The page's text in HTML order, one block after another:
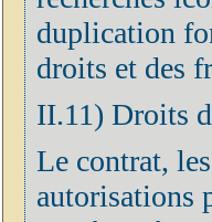
duplication
droits et des
II.11) Droits
Le contrat,
autorisations